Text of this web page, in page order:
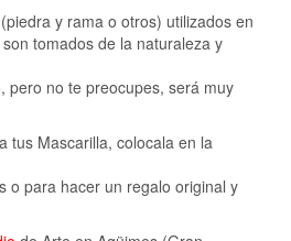
y rama o otros) utilizados en
tomados de la naturaleza y
pero no te preocupes, será muy
tus Mascarilla, colocala en la
o para hacer un regalo original y